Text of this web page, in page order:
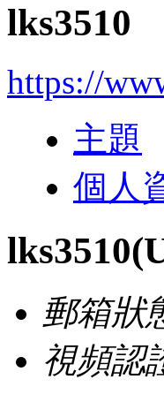
lks3510
https://
主題
個人
lks3510
郵箱狀
視頻認